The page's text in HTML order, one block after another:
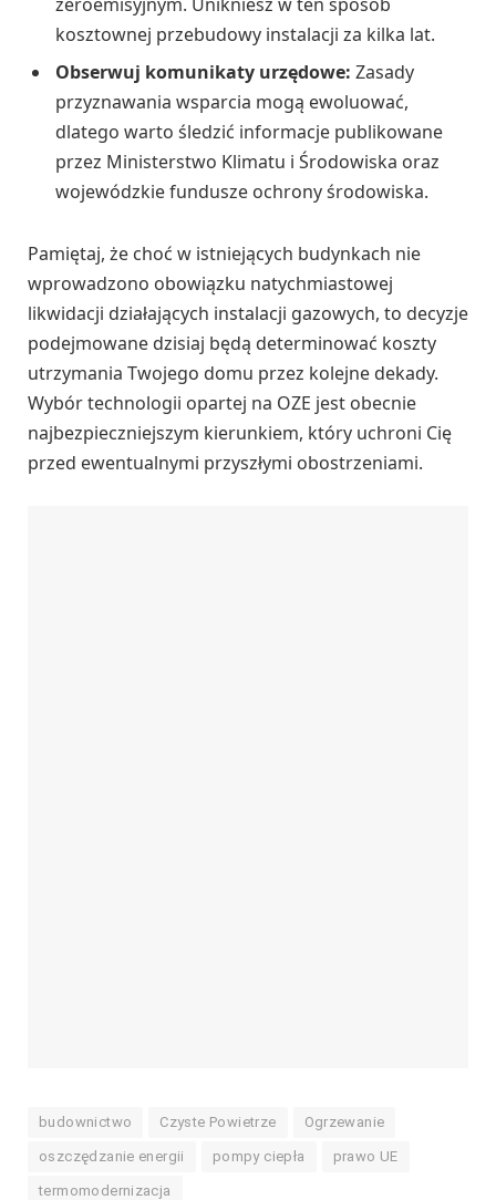
kosztownej przebudowy instalacji za kilka lat.
Obserwuj komunikaty urzędowe: Zasady
przyznawania wsparcia mogą ewoluować,
dlatego warto śledzić informacje publikowane
przez Ministerstwo Klimatu i Środowiska oraz
wojewódzkie fundusze ochrony środowiska.
Pamiętaj, że choć w istniejących budynkach nie
wprowadzono obowiązku natychmiastowej
likwidacji działających instalacji gazowych, to decyzje
podejmowane dzisiaj będą determinować koszty
utrzymania Twojego domu przez kolejne dekady.
Wybór technologii opartej na OZE jest obecnie
najbezpieczniejszym kierunkiem, który uchroni Cię
przed ewentualnymi przyszłymi obostrzeniami.
budownictwo Czyste Powietrze Ogrzewanie
oszczędzanie energii pompy ciepła prawo UE
termomodernizacja